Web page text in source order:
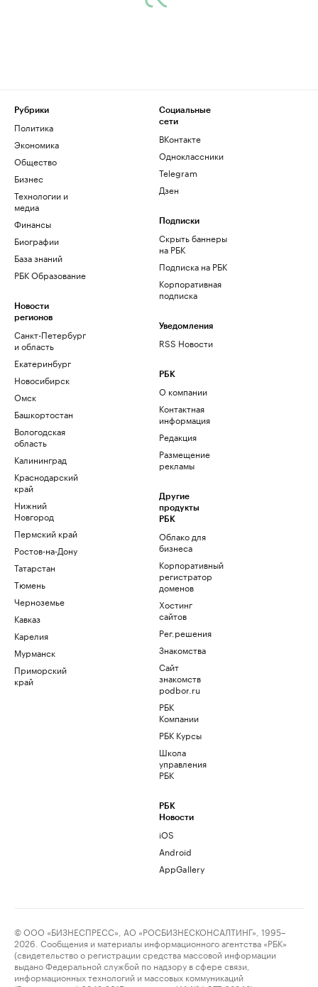
Рубрики
Политика
Экономика
Общество
Бизнес
Технологии и
медиа
Финансы
Биографии
База знаний
РБК Образование
Новости
регионов
Санкт-Петербург
и область
Екатеринбург
Новосибирск
Омск
Башкортостан
Вологодская
область
Калининград
Краснодарский
край
Нижний
Новгород
Пермский край
Ростов-на-Дону
Татарстан
Тюмень
Черноземье
Кавказ
Карелия
Мурманск
Приморский
край
Социальные
сети
ВКонтакте
Одноклассники
Telegram
Дзен
Подписки
Скрыть баннеры
на РБК
Подписка на РБК
Корпоративная
подписка
Уведомления
RSS Новости
РБК
О компании
Контактная
информация
Редакция
Размещение
рекламы
Другие
продукты
РБК
Облако для
бизнеса
Корпоративный
регистратор
доменов
Хостинг
сайтов
Рег.решения
Знакомства
Сайт
знакомств
podbor.ru
РБК
Компании
РБК Курсы
Школа
управления
РБК
РБК
Новости
iOS
Android
AppGallery
© ООО «БИЗНЕСПРЕСС», АО «РОСБИЗНЕСКОНСАЛТИНГ», 1995–
2026. Сообщения и материалы информационного агентства «РБК»
(свидетельство о регистрации средства массовой информации
выдано Федеральной службой по надзору в сфере связи,
информационных технологий и массовых коммуникаций